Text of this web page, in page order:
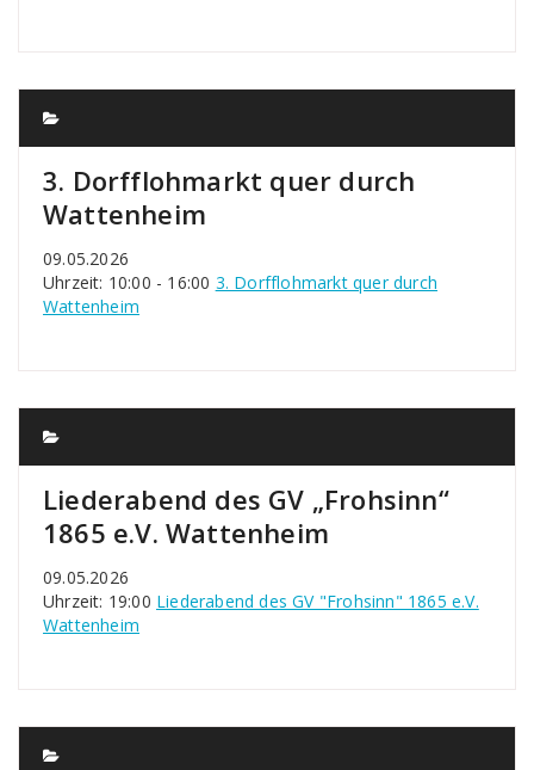
3. Dorfflohmarkt quer durch
Wattenheim
09.05.2026
Uhrzeit: 10:00 - 16:00 3. Dorfflohmarkt quer durch
Wattenheim
Liederabend des GV „Frohsinn“
1865 e.V. Wattenheim
09.05.2026
Uhrzeit: 19:00 Liederabend des GV "Frohsinn" 1865 e.V.
Wattenheim